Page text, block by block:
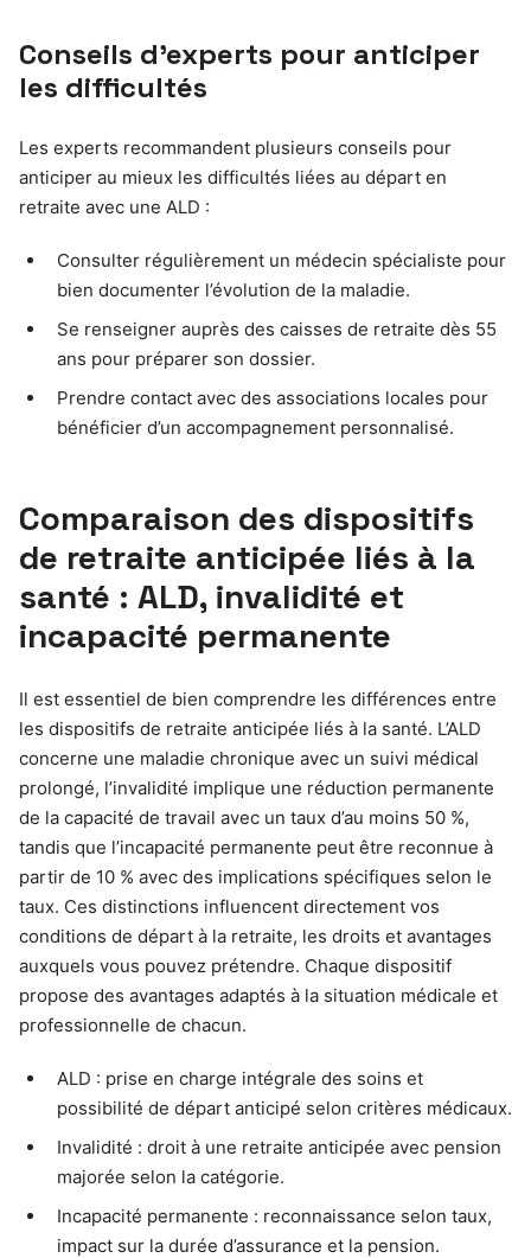
Conseils d’experts pour anticiper
les difficultés
Les experts recommandent plusieurs conseils pour
anticiper au mieux les difficultés liées au départ en
retraite avec une ALD :
Consulter régulièrement un médecin spécialiste pour
bien documenter l’évolution de la maladie.
Se renseigner auprès des caisses de retraite dès 55
ans pour préparer son dossier.
Prendre contact avec des associations locales pour
bénéficier d’un accompagnement personnalisé.
Comparaison des dispositifs
de retraite anticipée liés à la
santé : ALD, invalidité et
incapacité permanente
Il est essentiel de bien comprendre les différences entre
les dispositifs de retraite anticipée liés à la santé. L’ALD
concerne une maladie chronique avec un suivi médical
prolongé, l’invalidité implique une réduction permanente
de la capacité de travail avec un taux d’au moins 50 %,
tandis que l’incapacité permanente peut être reconnue à
partir de 10 % avec des implications spécifiques selon le
taux. Ces distinctions influencent directement vos
conditions de départ à la retraite, les droits et avantages
auxquels vous pouvez prétendre. Chaque dispositif
propose des avantages adaptés à la situation médicale et
professionnelle de chacun.
ALD : prise en charge intégrale des soins et
possibilité de départ anticipé selon critères médicaux.
Invalidité : droit à une retraite anticipée avec pension
majorée selon la catégorie.
Incapacité permanente : reconnaissance selon taux,
impact sur la durée d’assurance et la pension.